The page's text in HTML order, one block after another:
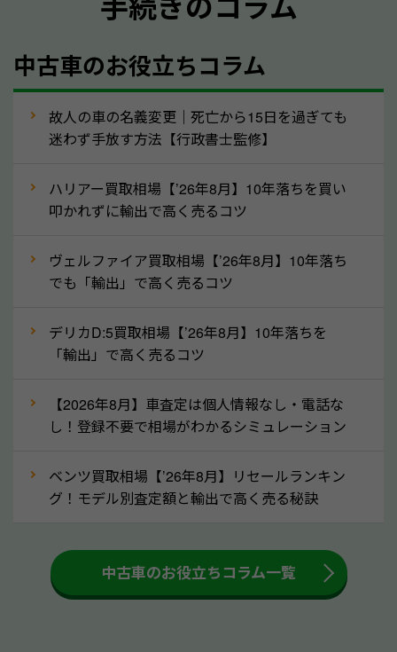
メーカー／車種
型式／グレード
走行距離（例：約〇万キロ）
車検の満了日
内装や外装の状態
定を行い高価買取価格をつけやすくなります。
ってきます！
月割りで返還されるものです。ですから、自動車税の
還付金は早めに売却するほど多く還付されます。不要
③自動車税の還付金の扱いについて確認し
車を廃車にすると、自動車税の還付金を受け取ること
付金をお客様に返還しない業者もあります。廃車査定
をする際には、自動車税の還付金の返還があるかどう
かを確認するようにしてください。高知県のソコカラ
中古車のお役立ちコラム
故人の車の名義変更｜死亡から15日を過ぎても
迷わず手放す方法【行政書士監修】
ハリアー買取相場【’26年8月】10年落ちを買い
叩かれずに輸出で高く売るコツ
ヴェルファイア買取相場【’26年8月】10年落ち
でも「輸出」で高く売るコツ
デリカD:5買取相場【’26年8月】10年落ちを
「輸出」で高く売るコツ
【2026年8月】車査定は個人情報なし・電話な
し！登録不要で相場がわかるシミュレーション
ベンツ買取相場【’26年8月】リセールランキン
グ！モデル別査定額と輸出で高く売る秘訣
中古車のお役立ちコラム一覧